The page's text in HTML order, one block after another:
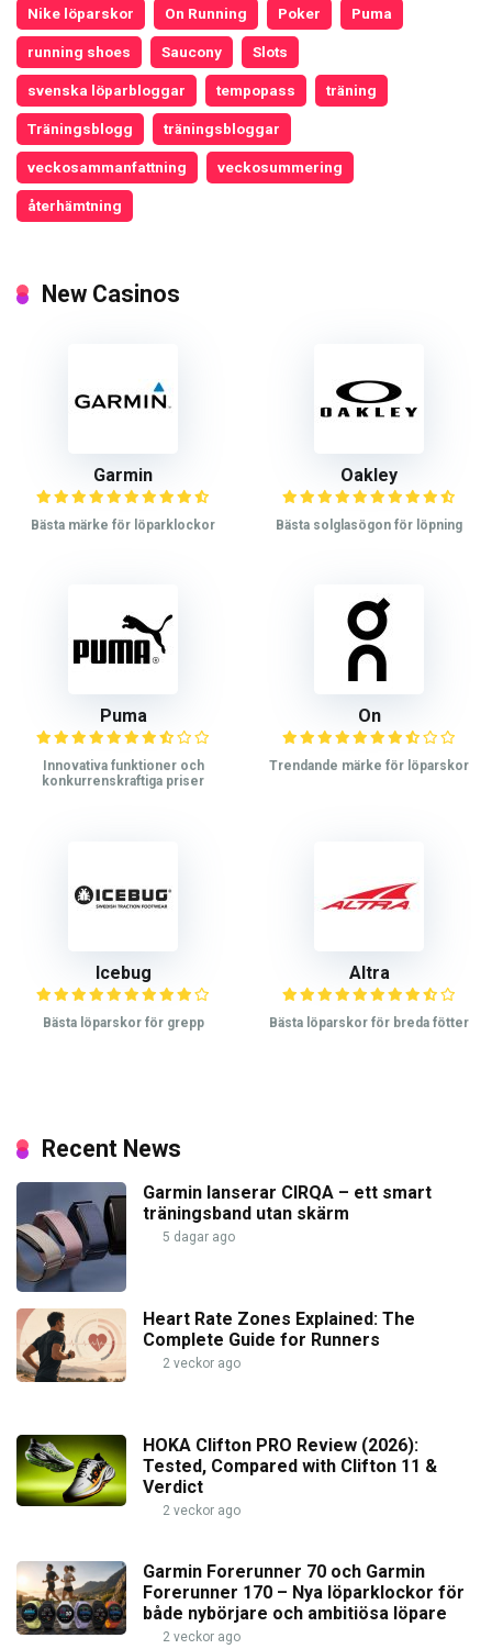
Nike löparskor On Running Poker Puma
running shoes Saucony Slots
svenska löparbloggar tempopass träning
Träningsblogg träningsbloggar
veckosammanfattning veckosummering
återhämtning
New Casinos
Garmin
Bästa märke för löparklockor
Oakley
Bästa solglasögon för löpning
Puma
Innovativa funktioner och
konkurrenskraftiga priser
On
Trendande märke för löparskor
Icebug
Bästa löparskor för grepp
Altra
Bästa löparskor för breda fötter
Recent News
Garmin lanserar CIRQA – ett smart
träningsband utan skärm
5 dagar ago
Heart Rate Zones Explained: The
Complete Guide for Runners
2 veckor ago
HOKA Clifton PRO Review (2026):
Tested, Compared with Clifton 11 &
Verdict
2 veckor ago
Garmin Forerunner 70 och Garmin
Forerunner 170 – Nya löparklockor för
både nybörjare och ambitiösa löpare
2 veckor ago